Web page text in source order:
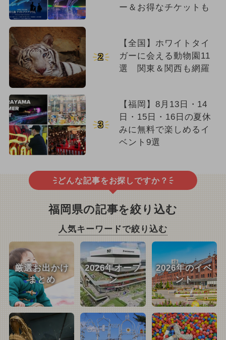
ー＆お得なチケットも
2
【全国】ホワイトタイ
ガーに会える動物園11
選 関東＆関西も網羅
3
【福岡】8月13日・14
日・15日・16日の夏休
みに無料で楽しめるイ
ベント9選
どんな記事をお探しですか？
福岡県の記事を絞り込む
人気キーワードで絞り込む
厳選お出かけ
まとめ
2026年オープ
ン
2026年のイベ
ント